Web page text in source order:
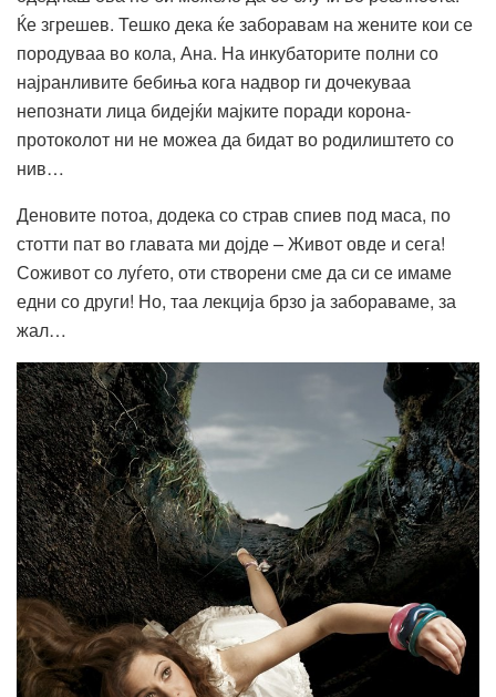
Ќе згрешев. Тешко дека ќе заборавам на жените кои се
породуваа во кола, Ана. На инкубаторите полни со
најранливите бебиња кога надвор ги дочекуваа
непознати лица бидејќи мајките поради корона-
протоколот ни не можеа да бидат во родилиштето со
нив…
Деновите потоа, додека со страв спиев под маса, по
стотти пат во главата ми дојде – Живот овде и сега!
Соживот со луѓето, оти створени сме да си се имаме
едни со други! Но, таа лекција брзо ја забораваме, за
жал…